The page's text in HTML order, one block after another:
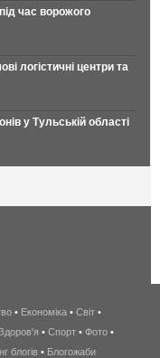
час ворожого
логістичні центри та
у Тульській області
беспроводной
интернет
киев
• Економіка • Світ •
• Спорт • Фото •
блогів • Блогожаби